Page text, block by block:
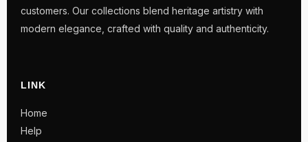
customers. Our collections blend heritage artistry with
modern elegance, crafted with quality and authenticity.
LINK
Home
Help